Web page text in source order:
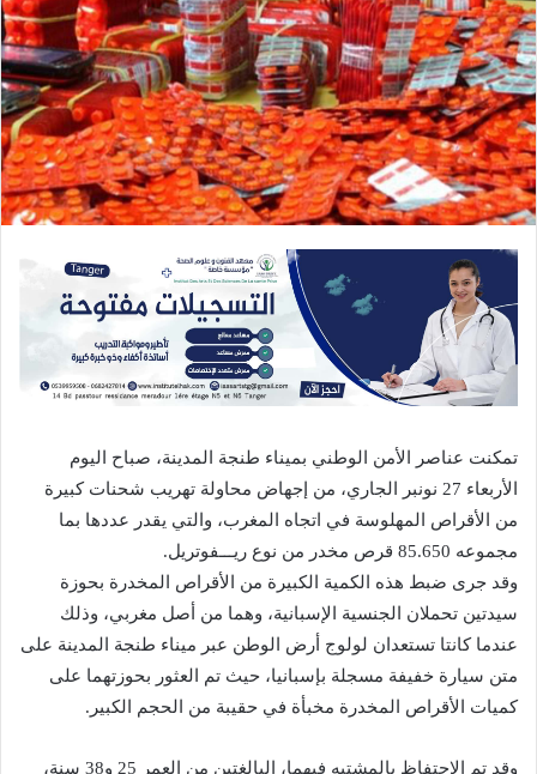
تمكنت عناصر الأمن الوطني بميناء طنجة المدينة، صباح اليوم
الأربعاء 27 نونبر الجاري، من إجهاض محاولة تهريب شحنات كبيرة
من الأقراص المهلوسة في اتجاه المغرب، والتي يقدر عددها بما
مجموعه 85.650 قرص مخدر من نوع ريـــفوتريل.
وقد جرى ضبط هذه الكمية الكبيرة من الأقراص المخدرة بحوزة
سيدتين تحملان الجنسية الإسبانية، وهما من أصل مغربي، وذلك
عندما كانتا تستعدان لولوج أرض الوطن عبر ميناء طنجة المدينة على
متن سيارة خفيفة مسجلة بإسبانيا، حيث تم العثور بحوزتهما على
كميات الأقراص المخدرة مخبأة في حقيبة من الحجم الكبير.
وقد تم الاحتفاظ بالمشتبه فيهما، البالغتين من العمر 25 و38 سنة،